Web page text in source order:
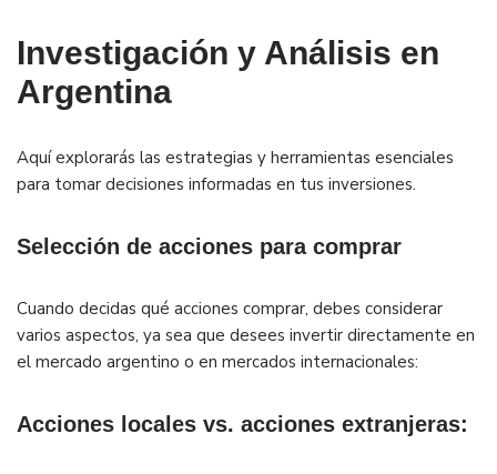
Investigación y Análisis en
Argentina
Aquí explorarás las estrategias y herramientas esenciales
para tomar decisiones informadas en tus inversiones.
Selección de acciones para comprar
Cuando decidas qué acciones comprar, debes considerar
varios aspectos, ya sea que desees invertir directamente en
el mercado argentino o en mercados internacionales:
Acciones locales vs. acciones extranjeras: